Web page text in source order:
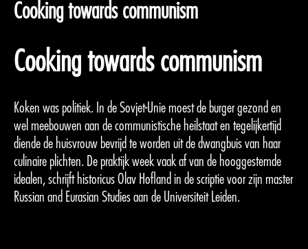
Cooking towards communism
Cooking towards communism
Koken was politiek. In de Sovjet-Unie moest de burger gezond en
wel meebouwen aan de communistische heilstaat en tegelijkertijd
diende de huisvrouw bevrijd te worden uit de dwangbuis van haar
culinaire plichten. De praktijk week vaak af van de hooggestemde
idealen, schrijft historicus Olav Hofland in de scriptie voor zijn master
Russian and Eurasian Studies aan de Universiteit Leiden.